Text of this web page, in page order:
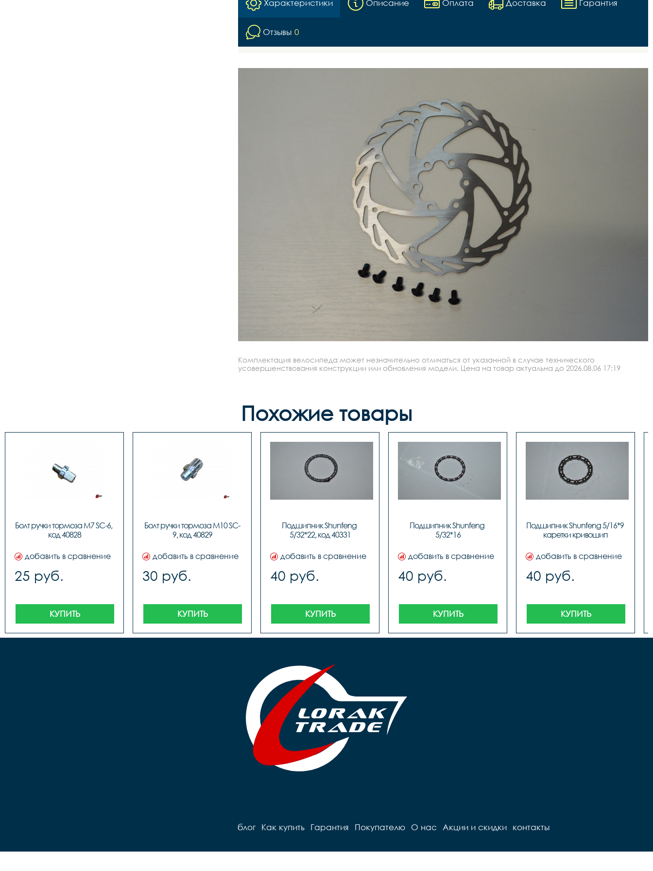
Характеристики Описание Оплата Доставка Гарантия
Отзывы 0
Комплектация велосипеда может незначительно отличаться от указанной в случае технического
усовершенствования конструкции или обновления модели. Цена на товар актуальна до 2026.08.06 17:19
Похожие товары
Болт ручки тормоза M7 SC-6,
код 40828
добавить в сравнение
25 руб.
КУПИТЬ
Болт ручки тормоза M10 SC-
9, код 40829
добавить в сравнение
30 руб.
КУПИТЬ
Подшипник Shunfeng
5/32*22, код 40331
добавить в сравнение
40 руб.
КУПИТЬ
Подшипник Shunfeng
5/32*16
добавить в сравнение
40 руб.
КУПИТЬ
Подшипник Shunfeng 5/16*9
каретки кривошип
добавить в сравнение
40 руб.
КУПИТЬ
блог Как купить Гарантия Покупателю О нас Акции и скидки контакты